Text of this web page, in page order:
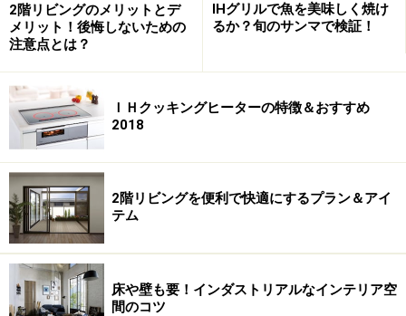
そのためにも、打ち合わせが進んで、建物本体のプラン
がイメージできる頃、取り入れたい商品やこだわりのア
イテムがあれば、実際にショールームで確認し、早めに
設計担当者などに伝えておくことも大切です。
リフォームの場合は、図面などを持参して
も
リフォームの場合であれば、敷地配置図や間取図、写真
など、空間スペースが分かるものを持参して出かけても
いいいでしょう。リフォームで取り入れられるケースが
多くみられるのが、サンルームやデッキなど。どのよう
2階リビングのメリットとデ
メリット！後悔しないための
注意点とは？
IHグリルで魚を美味しく焼け
るか？旬のサンマで検証！
ＩＨクッキングヒーターの特徴＆おすすめ
2018
2階リビングを便利で快適にするプラン＆アイ
テム
床や壁も要！インダストリアルなインテリア空
間のコツ